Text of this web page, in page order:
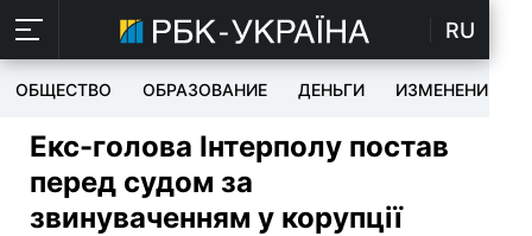
RU
ОБЩЕСТВО ОБРАЗОВАНИЕ ДЕНЬГИ ИЗМЕНЕНИЯ
Екс-голова Інтерполу постав
перед судом за
звинуваченням у корупції